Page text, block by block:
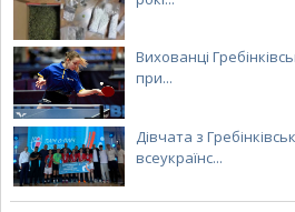
Вихованці
при...
Дівчата з
всеукраїнс...